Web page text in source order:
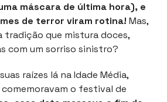
máscara de última hora), e
de terror viram rotina! Mas,
tradição que mistura doces,
com um sorriso sinistro?
raízes lá na Idade Média,
o festival de